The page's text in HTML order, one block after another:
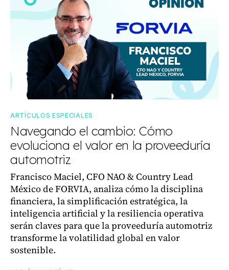
ARTÍCULOS ESPECIALES
Navegando el cambio: Cómo
evoluciona el valor en la proveeduría
automotriz
Francisco Maciel, CFO NAO & Country Lead
México de FORVIA, analiza cómo la disciplina
financiera, la simplificación estratégica, la
inteligencia artificial y la resiliencia operativa
serán claves para que la proveeduría automotriz
transforme la volatilidad global en valor
sostenible.